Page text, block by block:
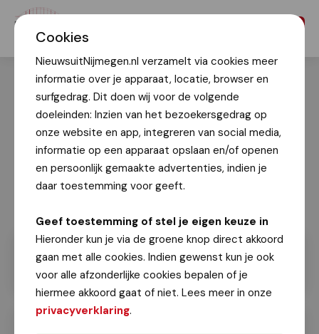
Cookies
NieuwsuitNijmegen.nl verzamelt via cookies meer
informatie over je apparaat, locatie, browser en
surfgedrag. Dit doen wij voor de volgende
doeleinden: Inzien van het bezoekersgedrag op
onze website en app, integreren van social media,
informatie op een apparaat opslaan en/of openen
en persoonlijk gemaakte advertenties, indien je
daar toestemming voor geeft.
Geef toestemming of stel je eigen keuze in
Hieronder kun je via de groene knop direct akkoord
gaan met alle cookies. Indien gewenst kun je ook
voor alle afzonderlijke cookies bepalen of je
hiermee akkoord gaat of niet. Lees meer in onze
privacyverklaring.